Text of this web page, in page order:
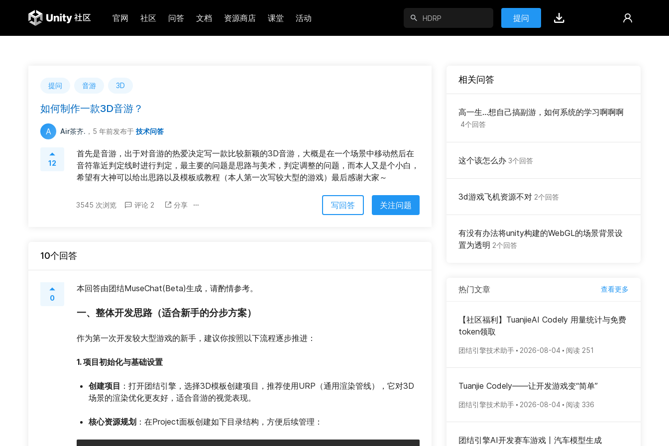
官网 社区 问答 文档 资源商店 课堂 活动 提问
提问 音游 3D
如何制作一款3D音游？
A Air茶齐. ，5 年前发布于 技术问答
12
首先是音游，出于对音游的热爱决定写一款比较新颖的3D音游，大概是在一个场景中移动然后在
音符靠近判定线时进行判定，最主要的问题是思路与美术，判定调整的问题，而本人又是个小白，
希望有大神可以给出思路以及模板或教程（本人第一次写较大型的游戏）最后感谢大家～
3545 次浏览 评论 2 分享 写回答 关注问题
10个回答
0
本回答由团结MuseChat(Beta)生成，请酌情参考。
一、整体开发思路（适合新手的分步方案）
作为第一次开发较大型游戏的新手，建议你按照以下流程逐步推进：
1. 项目初始化与基础设置
创建项目 ：打开团结引擎，选择3D模板创建项目，推荐使用URP（通用渲染管线），它对3D
场景的渲染优化更友好，适合音游的视觉表现。
核心资源规划 ：在Project面板创建如下目录结构，方便后续管理：
相关问答
高一生...想自己搞副游，如何系统的学习啊啊啊
4个回答
这个该怎么办 3个回答
3d游戏飞机资源不对 2个回答
有没有办法将unity构建的WebGL的场景背景设
置为透明 2个回答
热门文章 查看更多
【社区福利】TuanjieAI Codely 用量统计与免费
token领取
团结引擎技术助手 2026-08-04 阅读 251
Tuanjie Codely——让开发游戏变“简单”
团结引擎技术助手 2026-08-04 阅读 336
团结引擎AI开发赛车游戏丨汽车模型生成